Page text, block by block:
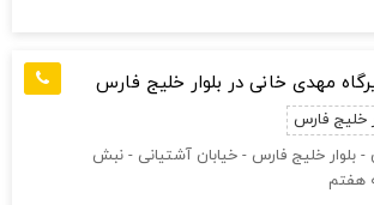
مهدی خانی در بلوار خلیج فارس
خلیج فارس
- بلوار خلیج فارس - خیابان آشتیانی - نبش
هفتم